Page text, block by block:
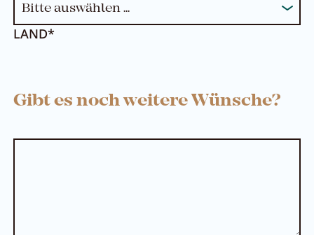
LAND*
Gibt es noch weitere Wünsche?